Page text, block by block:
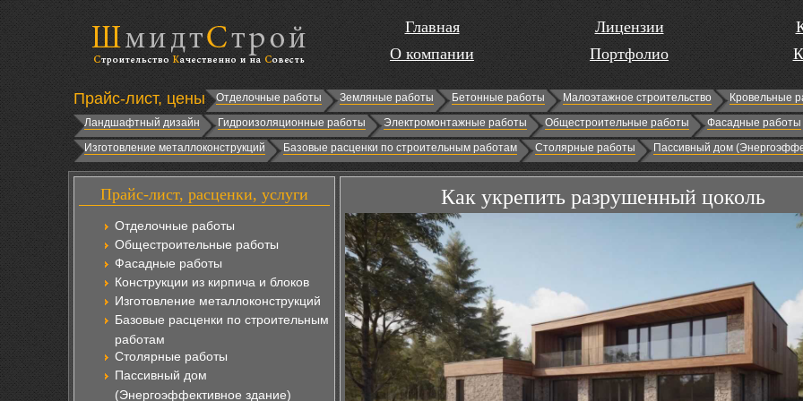
Главная
О компании
Лицензии
Портфолио
Прайс-лист, цены Отделочные работы Земляные работы Бетонные работы Малоэтажное строительство
Кровельные
Ландшафтный дизайн
Гидроизоляционные работы Электромонтажные работы Общестроительные работы
Фасадные работы
Изготовление металлоконструкций
Базовые расценки по строительным работам Столярные работы Пассивный дом
Прайс-лист, расценки, услуги
Отделочные работы
Общестроительные работы
Фасадные работы
Конструкции из кирпича и блоков
Изготовление металлоконструкций
Базовые расценки по строительным
работам
Столярные работы
Пассивный дом
(Энергоэффективное здание)
Как укрепить разрушенный цоколь